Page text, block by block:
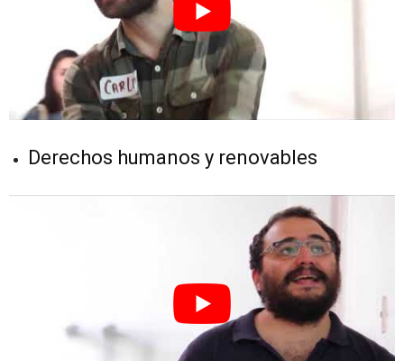
Derechos humanos y renovables